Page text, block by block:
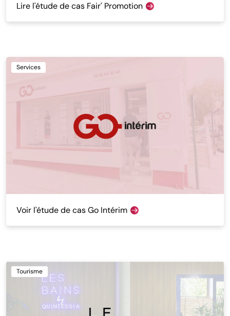
Lire l'étude de cas Fair' Promotion
Services
Voir l'étude de cas Go Intérim
Tourisme